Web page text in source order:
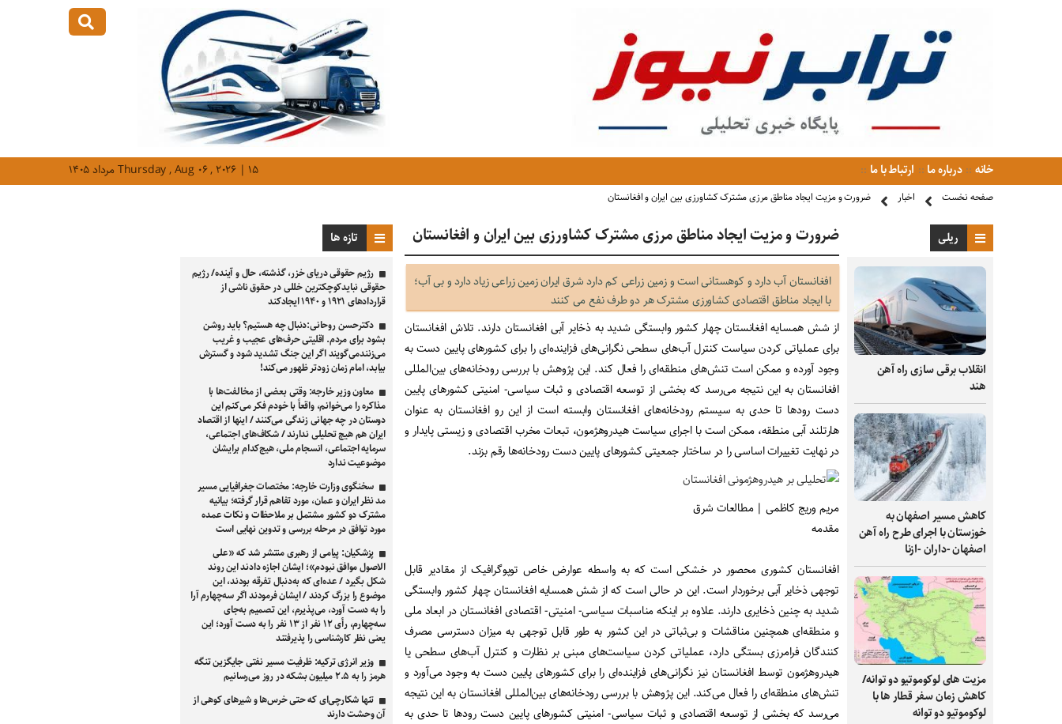
خانه درباره ما ارتباط با ما Thursday , Aug ۰۶ , ۲۰۲۶ | ۱۵ مرداد ۱۴۰۵
صفحه نخست اخبار ضرورت و مزیت ایجاد مناطق مرزی مشترک کشاورزی بین ایران و افغانستان
ریلی
انقلاب برقی‌ سازی راه‌ آهن
هند
کاهش مسیر اصفهان به
خوزستان با اجرای طرح راه آهن
اصفهان -داران -ازنا
مزیت های لوکوموتیو دو توانه/
کاهش زمان سفر قطار ها با
لوکوموتیو دو توانه
ضرورت و مزیت ایجاد مناطق مرزی مشترک کشاورزی بین ایران و افغانستان
افغانستان آب دارد و کوهستانی است و زمین زراعی کم دارد شرق ایران زمین زراعی زیاد دارد و بی آب؛
با ایجاد مناطق اقتصادی کشاورزی مشترک هر دو طرف نفع می کنند
از شش همسایه افغانستان چهار کشور وابستگی شدید به ذخایر آبی افغانستان دارند. تلاش افغانستان
برای عملیاتی کردن سیاست‌ کنترل آب‌های سطحی نگرانی‌های فزاینده‌ای را برای کشورهای پایین دست به
وجود آورده و ممکن است تنش‌های منطقه‌ای را فعال ‌کند. این پژوهش با بررسی رودخانه‌های بین‌المللی
افغانستان به این نتیجه می‌رسد که بخشی از توسعه اقتصادی و ثبات سیاسی- امنیتی کشورهای پایین
دست رودها تا حدی به سیستم رودخانه‌های افغانستان وابسته است از این رو افغانستان به عنوان
هارتلند آبی منطقه، ممکن است با اجرای سیاست هیدروهژمون، تبعات مخرب اقتصادی و زیستی پایدار و
در نهایت تغییرات اساسی را در ساختار جمعیتی کشورهای پایین دست رودخانه‌ها رقم بزند.
مریم وریج کاظمی | مطالعات شرق
مقدمه
افغانستان کشوری محصور در خشکی است که به واسطه عوارض خاص توپوگرافیک از مقادیر قابل
توجهی ذخایر آبی برخوردار است. این در حالی است که از شش همسایه افغانستان چهار کشور وابستگی
شدید به چنین ذخایری دارند. علاوه بر اینکه مناسبات سیاسی- امنیتی- اقتصادی افغانستان در ابعاد ملی
و منطقه‌ای همچنین مناقشات و بی‌ثباتی در این کشور به طور قابل توجهی به میزان دسترسی مصرف
کنندگان فرامرزی بستگی دارد، عملیاتی کردن سیاست‌های مبنی بر نظارت و کنترل آب‌های سطحی یا
هیدروهژمون توسط افغانستان نیز نگرانی‌های فزاینده‌ای را برای کشورهای پایین دست به وجود می‌آورد و
تنش‌های منطقه‌ای را فعال می‌کند. این پژوهش با بررسی رودخانه‌های بین‌المللی افغانستان به این نتیجه
می‌رسد که بخشی از توسعه اقتصادی و ثبات سیاسی- امنیتی کشورهای پایین دست رودها تا حدی به
تازه ها
رژیم حقوقی دریای خزر، گذشته، حال و آینده/ رژیم
حقوقی نبایدکوچکترین خللی در حقوق ناشی از
قراردادهای ۱۹۲۱ و ۱۹۴۰ ایجادکند
دکترحسن روحانی:دنبال چه هستیم؟ باید روشن
بشود برای مردم. اقلیتی حرف‌های عجیب و غریب
می‌زنندمی‌گویند اگر این جنگ تشدید شود و گسترش
بیابد، امام زمان زودتر ظهور می‌کند!
معاون وزیر خارجه: وقتی بعضی از مخالفت‌ها با
مذاکره را می‌خوانم، واقعاً با خودم فکر می‌کنم این
دوستان در چه جهانی زندگی می‌کنند / اینها از اقتصاد
ایران هم هیچ تحلیلی ندارند / شکاف‌های اجتماعی،
سرمایه اجتماعی، انسجام ملی، هیچ‌کدام برایشان
موضوعیت ندارد
سخنگوی وزارت خارجه: مختصات جغرافیایی مسیر
مد نظر ایران و عمان، مورد تفاهم قرار گرفته؛ بیانیه
مشترک دو کشور مشتمل بر ملاحظات و نکات عمده
مورد توافق در مرحله بررسی و تدوین نهایی است
پزشکیان: پیامی از رهبری منتشر شد که «علی
الاصول موافق نبودم»؛ ایشان اجازه دادند این روند
شکل بگیرد / عده‌ای که به‌دنبال تفرقه بودند، این
موضوع را بزرگ کردند / ایشان فرمودند اگر سه‌چهارم آرا
را به دست آورد، می‌پذیرم، این تصمیم به‌جای
سه‌چهارم، رأی ۱۲ نفر از ۱۳ نفر را به دست آورد؛ این
یعنی نظر کارشناسی را پذیرفتند
وزیر انرژی ترکیه: ظرفیت مسیر نفتی جایگزین تنگه
هرمز را به ۲.۵ میلیون بشکه در روز می‌رسانیم
تنها شکارچی‌ای که حتی خرس‌ها و شیرهای کوهی از
آن وحشت دارند